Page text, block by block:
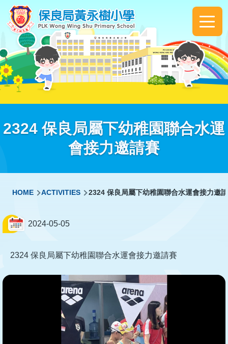
Skip to main content
Main
navigation
2324 保良局屬下幼稚園聯合水運
會接力邀請賽
Breadcrumb
HOME ACTIVITIES 2324 保良局屬下幼稚園聯合水運會接力邀
2024-05-05
2324 保良局屬下幼稚園聯合水運會接力邀請賽